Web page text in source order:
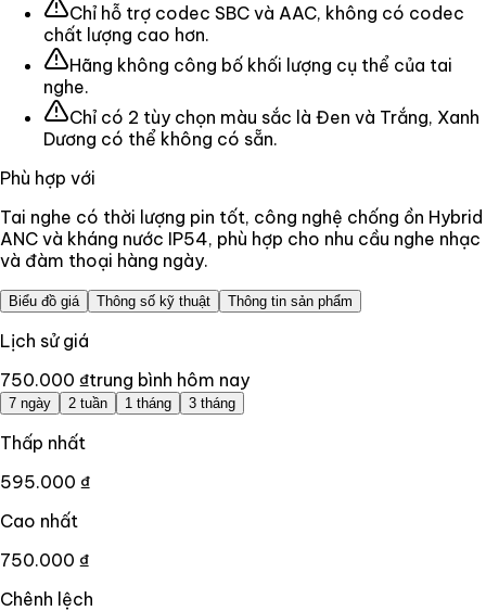
Chỉ hỗ trợ codec SBC và AAC, không có codec
chất lượng cao hơn.
Hãng không công bố khối lượng cụ thể của tai
nghe.
Chỉ có 2 tùy chọn màu sắc là Đen và Trắng, Xanh
Dương có thể không có sẵn.
Phù hợp với
Tai nghe có thời lượng pin tốt, công nghệ chống ồn Hybrid
ANC và kháng nước IP54, phù hợp cho nhu cầu nghe nhạc
và đàm thoại hàng ngày.
Biểu đồ giá Thông số kỹ thuật Thông tin sản phẩm
Lịch sử giá
750.000 ₫trung bình hôm nay
7 ngày 2 tuần 1 tháng 3 tháng
Thấp nhất
595.000 ₫
Cao nhất
750.000 ₫
Chênh lệch